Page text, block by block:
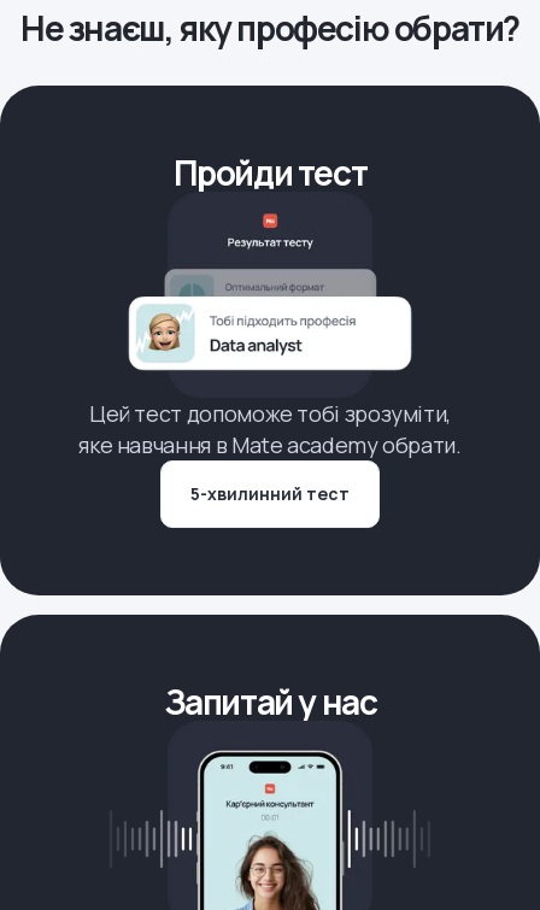
Не знаєш, яку професію обрати?
Пройди тест
Цей тест допоможе тобі зрозуміти,
яке навчання в Mate academy обрати.
5-хвилинний тест
Запитай у нас